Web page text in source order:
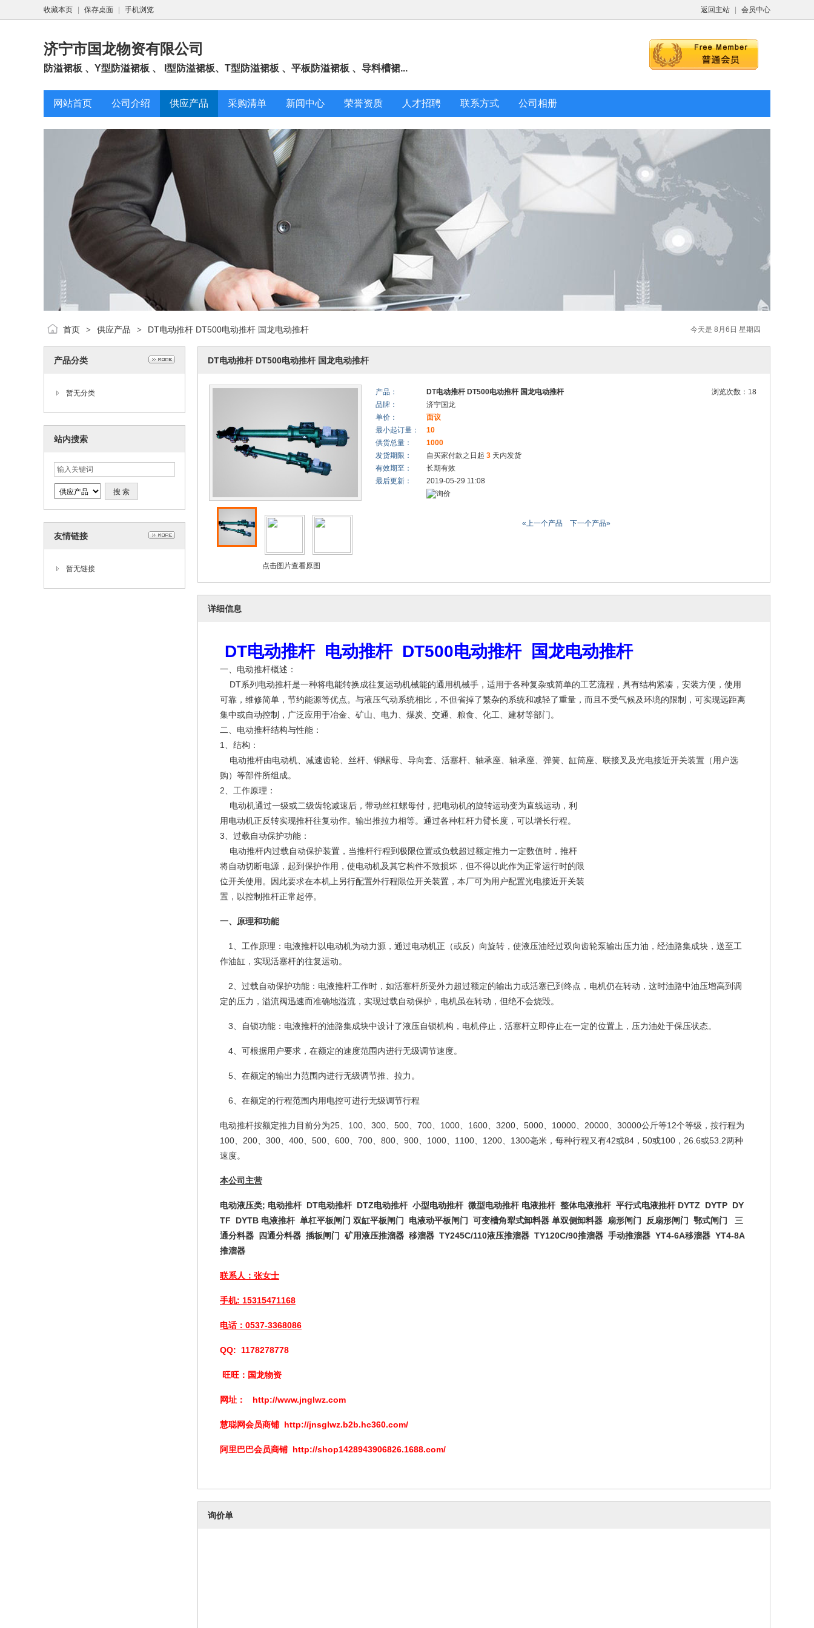
返回主站 会员中心
收藏本页 保存桌面 手机浏览
济宁市国龙物资有限公司
防溢裙板 、Y型防溢裙板 、 I型防溢裙板、T型防溢裙板 、平板防溢裙板 、导料槽裙...
网站首页 公司介绍 供应产品 采购清单 新闻中心 荣誉资质 人才招聘 联系方式 公司相册
今天是 8月6日 星期四
首页 > 供应产品 > DT电动推杆 DT500电动推杆 国龙电动推杆
产品分类
暂无分类
站内搜索
友情链接
暂无链接
DT电动推杆 DT500电动推杆 国龙电动推杆
点击图片查看原图
产品： 浏览次数：18
DT电动推杆 DT500电动推杆 国龙电动推杆
品牌：
济宁国龙
单价：
面议
最小起订量：
10
供货总量：
1000
发货期限：
自买家付款之日起 3 天内发货
有效期至：
长期有效
最后更新：
2019-05-29 11:08
«上一个产品 下一个产品»
详细信息
DT电动推杆 电动推杆 DT500电动推杆 国龙电动推杆
一、电动推杆概述：
DT系列电动推杆是一种将电能转换成往复运动机械能的通用机械手，适用于各种复杂或简单的工艺流程，具有结构紧凑，安装方便，使用
可靠，维修简单，节约能源等优点。与液压气动系统相比，不但省掉了繁杂的系统和减轻了重量，而且不受气候及环境的限制，可实现远距离
集中或自动控制，广泛应用于冶金、矿山、电力、煤炭、交通、粮食、化工、建材等部门。
二、电动推杆结构与性能：
1、结构：
电动推杆由电动机、减速齿轮、丝杆、铜螺母、导向套、活塞杆、轴承座、轴承座、弹簧、缸筒座、联接叉及光电接近开关装置（用户选
购）等部件所组成。
2、工作原理：
电动机通过一级或二级齿轮减速后，带动丝杠螺母付，把电动机的旋转运动变为直线运动，利
用电动机正反转实现推杆往复动作。输出推拉力相等。通过各种杠杆力臂长度，可以增长行程。
3、过载自动保护功能：
电动推杆内过载自动保护装置，当推杆行程到极限位置或负载超过额定推力一定数值时，推杆
将自动切断电源，起到保护作用，使电动机及其它构件不致损坏，但不得以此作为正常运行时的限
位开关使用。因此要求在本机上另行配置外行程限位开关装置，本厂可为用户配置光电接近开关装
置，以控制推杆正常起停。
一、原理和功能
1、工作原理：电液推杆以电动机为动力源，通过电动机正（或反）向旋转，使液压油经过双向齿轮泵输出压力油，经油路集成块，送至工
作油缸，实现活塞杆的往复运动。
2、过载自动保护功能：电液推杆工作时，如活塞杆所受外力超过额定的输出力或活塞已到终点，电机仍在转动，这时油路中油压增高到调
定的压力，溢流阀迅速而准确地溢流，实现过载自动保护，电机虽在转动，但绝不会烧毁。
3、自锁功能：电液推杆的油路集成块中设计了液压自锁机构，电机停止，活塞杆立即停止在一定的位置上，压力油处于保压状态。
4、可根据用户要求，在额定的速度范围内进行无级调节速度。
5、在额定的输出力范围内进行无级调节推、拉力。
6、在额定的行程范围内用电控可进行无级调节行程
电动推杆按额定推力目前分为25、100、300、500、700、1000、1600、3200、5000、10000、20000、30000公斤等12个等级，按行程为
100、200、300、400、500、600、700、800、900、1000、1100、1200、1300毫米，每种行程又有42或84，50或100，26.6或53.2两种
速度。
本公司主营
电动液压类; 电动推杆 DT电动推杆 DTZ电动推杆 小型电动推杆微型电动推杆 电液推杆 整体电液推杆 平行式电液推杆 DYTZ DYTP DY
TF DYTB 电液推杆单杠平板闸门 双缸平板闸门 电液动平板闸门 可变槽角犁式卸料器 单双侧卸料器 扇形闸门 反扇形闸门 鄂式闸门 三
通分料器 四通分料器 插板闸门 矿用液压推溜器 移溜器 TY245C/110液压推溜器 TY120C/90推溜器 手动推溜器 YT4-6A移溜器 YT4-8A
推溜器
联系人：张女士
手机: 15315471168
电话： 0537-3368086
QQ: 1178278778
旺旺： 国龙物资
网址： http://www.jnglwz.com
慧聪网会员商铺 http://jnsglwz.b2b.hc360.com/
阿里巴巴会员商铺 http://shop1428943906826.1688.com/
询价单